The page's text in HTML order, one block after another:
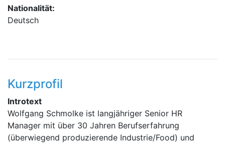
Nationalität:
Deutsch
Kurzprofil
Introtext
Wolfgang Schmolke ist langjähriger Senior HR
Manager mit über 30 Jahren Berufserfahrung
(überwiegend produzierende Industrie/Food) und